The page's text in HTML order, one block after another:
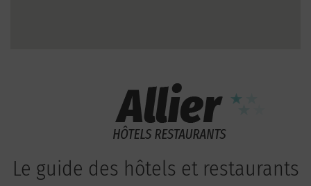
Le guide des hôtels et restaurants